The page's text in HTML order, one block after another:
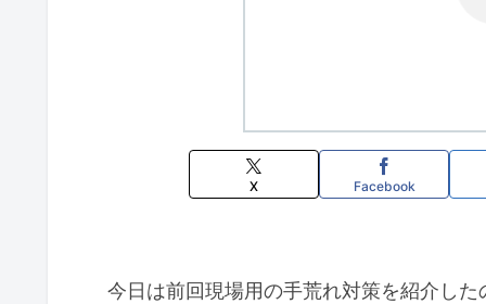
X Facebook
今日は前回現場用の手荒れ対策を紹介し